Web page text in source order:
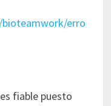
erro
fiable puesto